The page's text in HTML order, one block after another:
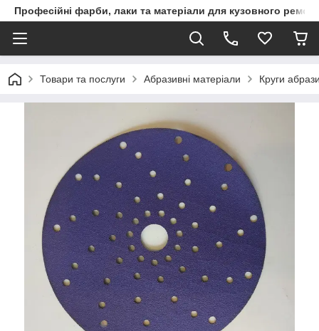
Професійні фарби, лаки та матеріали для кузовного
Товари та послуги Абразивні матеріали Круги